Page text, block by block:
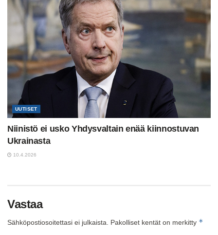
UUTISET
Niinistö ei usko Yhdysvaltain enää kiinnostuvan
Ukrainasta
10.4.2026
Vastaa
Sähköpostiosoitettasi ei julkaista. Pakolliset kentät on merkitty *